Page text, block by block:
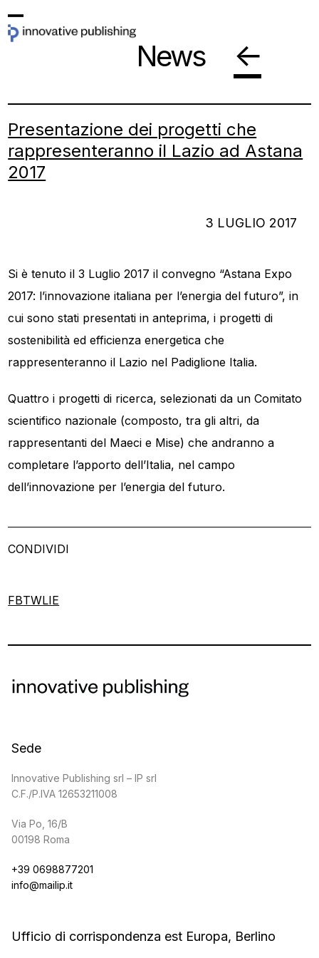
toOpen
Close
News ←
Presentazione dei progetti che
rappresenteranno il Lazio ad Astana
2017
3 LUGLIO 2017
Si è tenuto il 3 Luglio 2017 il convegno “Astana Expo
2017: l’innovazione italiana per l’energia del futuro”, in
cui sono stati presentati in anteprima, i progetti di
sostenibilità ed efficienza energetica che
rappresenteranno il Lazio nel Padiglione Italia.
Quattro i progetti di ricerca, selezionati da un Comitato
scientifico nazionale (composto, tra gli altri, da
rappresentanti del Maeci e Mise) che andranno a
completare l’apporto dell’Italia, nel campo
dell’innovazione per l’energia del futuro.
CONDIVIDI
FBTWLIE
Sede
Innovative Publishing srl – IP srl
C.F./P.IVA 12653211008
Via Po, 16/B
00198 Roma
+39 0698877201
info@mailip.it
Ufficio di corrispondenza est Europa, Berlino